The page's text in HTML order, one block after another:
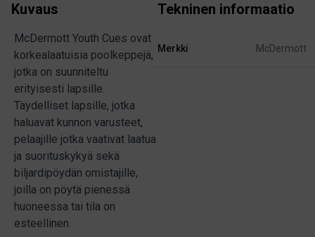
Kuvaus
McDermott Youth Cues ovat
korkealaatuisia poolkeppejä,
jotka on suunniteltu
erityisesti lapsille.
Täydelliset lapsille, jotka
haluavat kunnon varusteet,
pelaajille jotka vaativat laatua
ja suorituskykyä sekä
biljardipöydän omistajille,
joilla on pöytä pienessä
huoneessa tai tila on
esteellinen.
Tekninen informaatio
Merkki McDermott